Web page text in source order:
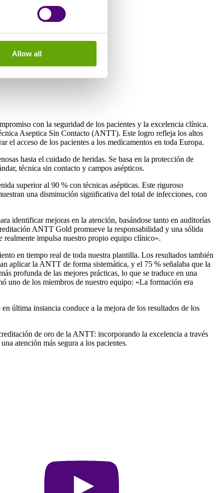
Allow all
con la seguridad de los pacientes y la excelencia clínica.
Aseptica Sin Contacto (ANTT). Este logro refleja los altos
el acceso de los pacientes a los medicamentos en toda Europa.
hasta el cuidado de heridas. Se basa en la protección de
técnica sin contacto y campos asépticos.
superior al 90 % con técnicas asépticas. Este riguroso
una disminución significativa del total de infecciones, con
identificar mejoras en la atención, basándose tanto en auditorías
ANTT Gold promueve la responsabilidad y una sólida
realmente impulsa nuestro propio equipo clínico».
en tiempo real de toda nuestra plantilla. Los resultados también
aplicar la ANTT de forma sistemática, y el 75 % señalaba que la
profunda de las mejores prácticas, lo que se traduce en una
uno de los miembros de nuestro equipo: «La formación era
última instancia conduce a la mejora de los resultados de los
de oro de la ANTT: incorporando la excelencia a través
atención más segura a los pacientes.